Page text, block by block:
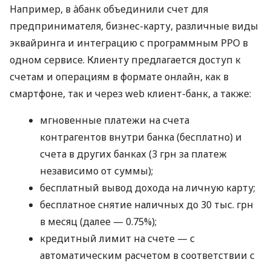
Например, в àбанк объединили счет для
предпринимателя, бизнес-карту, различные виды
эквайринга и интеграцию с программным РРО в
одном сервисе. Клиенту предлагается доступ к
счетам и операциям в формате онлайн, как в
смартфоне, так и через web клиент-банк, а также:
мгновенные платежи на счета
контрагентов внутри банка (бесплатно) и
счета в других банках (3 грн за платеж
независимо от суммы);
бесплатный вывод дохода на личную карту;
бесплатное снятие наличных до 30 тыс. грн
в месяц (далее — 0.75%);
кредитный лимит на счете — с
автоматическим расчетом в соответствии с